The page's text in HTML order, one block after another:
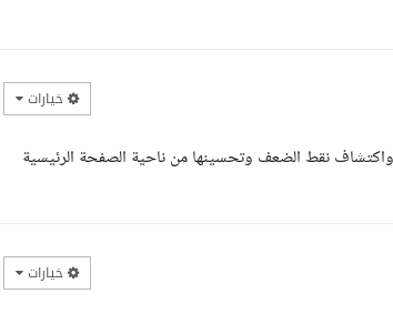
خيارات
واكتشاف نقط الضعف وتحسينها من ناحية الصفحة الرئيسية
خيارات